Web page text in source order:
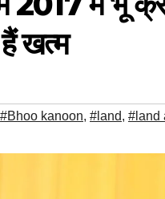
खत्म
#Bhoo kanoon, #land, #land